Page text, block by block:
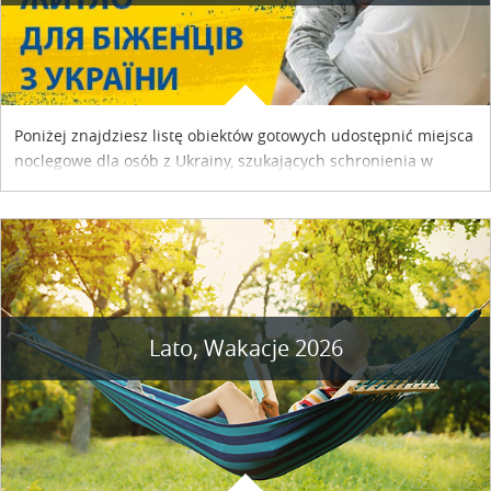
Poniżej znajdziesz listę obiektów gotowych udostępnić miejsca
noclegowe dla osób z Ukrainy, szukających schronienia w
Lato, Wakacje 2026